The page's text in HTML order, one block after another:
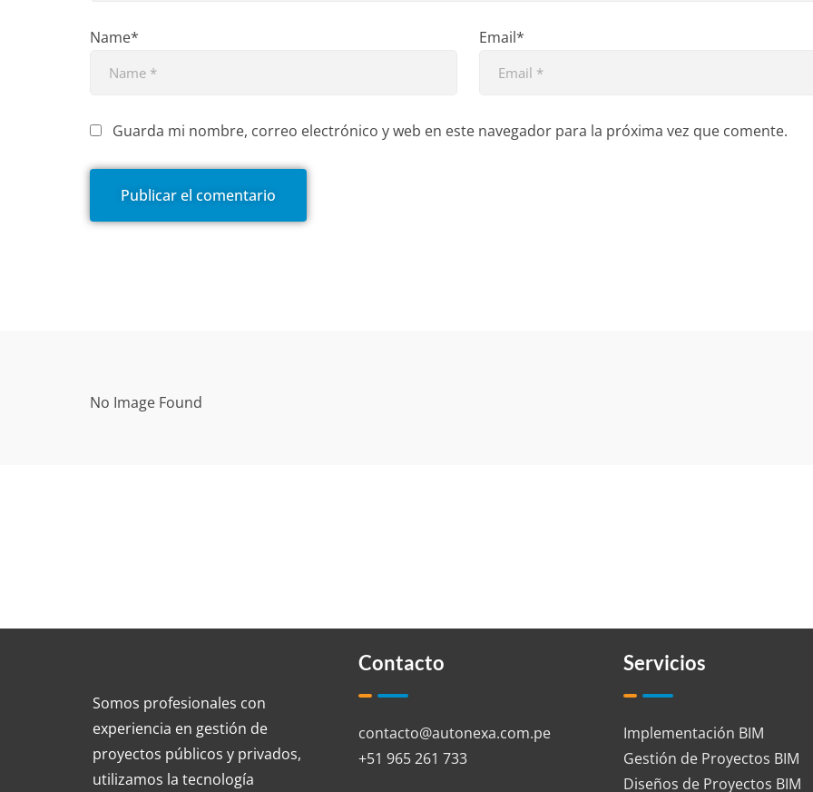
Name* Email*
Guarda mi nombre, correo electrónico y web en este navegador para la próxima vez que comente.
No Image Found
Somos profesionales con
experiencia en gestión de
proyectos públicos y privados,
utilizamos la tecnología
Contacto
contacto@autonexa.com.pe
+51 965 261 733
Servicios
Implementación BIM
Gestión de Proyectos BIM
Diseños de Proyectos BIM